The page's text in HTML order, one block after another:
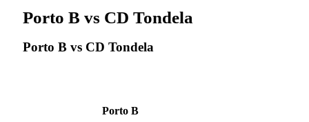
Porto B vs CD Tondela
Porto B vs CD Tondela
Porto B